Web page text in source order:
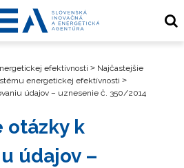
efektívnosti > Najčastejšie
energetickej efektívnosti >
údajov – uznesenie č. 350/2014
otázky k
údajov –